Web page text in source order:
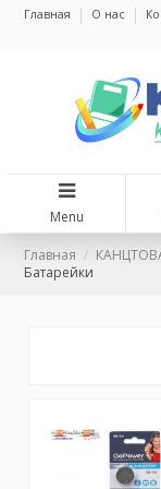
Главная О нас
Menu
Главная
Батарейки